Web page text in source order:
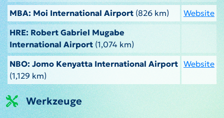
MBA: Moi International Airport (826 km)
Website
HRE: Robert Gabriel Mugabe
International Airport(1,074 km)
NBO: Jomo Kenyatta International Airport
(1,129 km)
Website
Werkzeuge